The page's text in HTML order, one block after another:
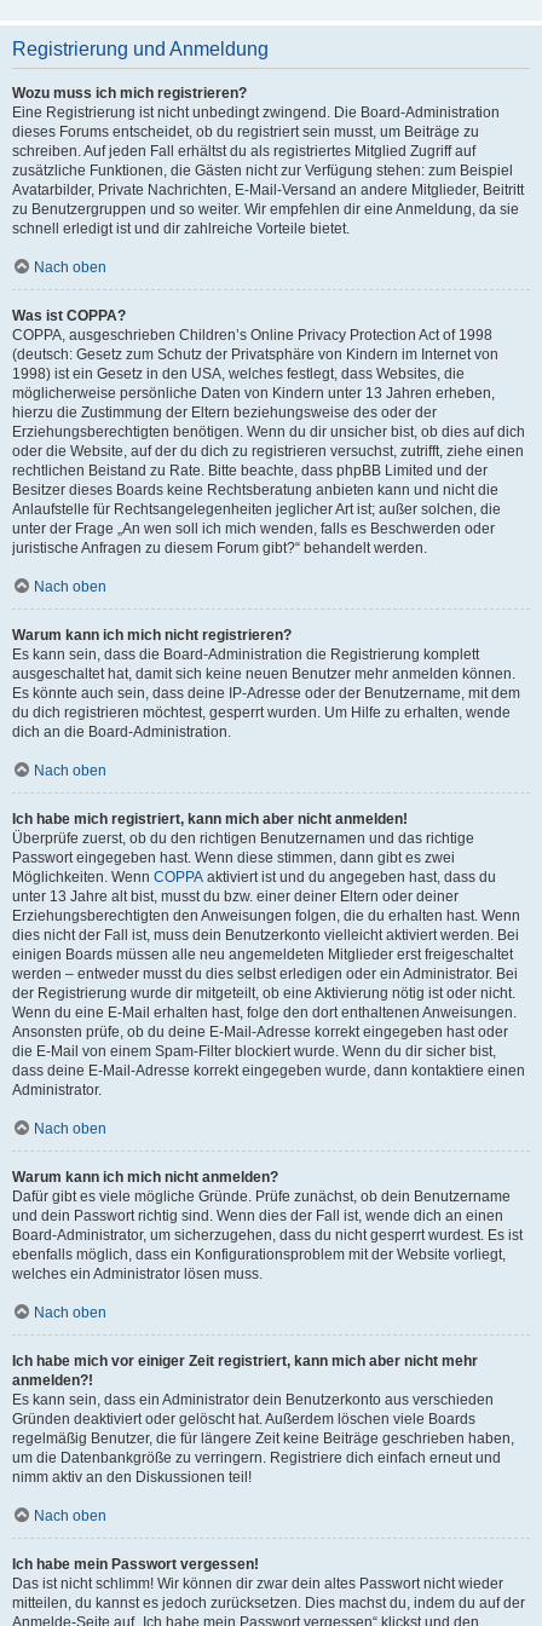
Registrierung und Anmeldung
Wozu muss ich mich registrieren?
Eine Registrierung ist nicht unbedingt zwingend. Die Board-Administration
dieses Forums entscheidet, ob du registriert sein musst, um Beiträge zu
schreiben. Auf jeden Fall erhältst du als registriertes Mitglied Zugriff auf
zusätzliche Funktionen, die Gästen nicht zur Verfügung stehen: zum Beispiel
Avatarbilder, Private Nachrichten, E-Mail-Versand an andere Mitglieder, Beitritt
zu Benutzergruppen und so weiter. Wir empfehlen dir eine Anmeldung, da sie
schnell erledigt ist und dir zahlreiche Vorteile bietet.
Nach oben
Was ist COPPA?
COPPA, ausgeschrieben Children’s Online Privacy Protection Act of 1998
(deutsch: Gesetz zum Schutz der Privatsphäre von Kindern im Internet von
1998) ist ein Gesetz in den USA, welches festlegt, dass Websites, die
möglicherweise persönliche Daten von Kindern unter 13 Jahren erheben,
hierzu die Zustimmung der Eltern beziehungsweise des oder der
Erziehungsberechtigten benötigen. Wenn du dir unsicher bist, ob dies auf dich
oder die Website, auf der du dich zu registrieren versuchst, zutrifft, ziehe einen
rechtlichen Beistand zu Rate. Bitte beachte, dass phpBB Limited und der
Besitzer dieses Boards keine Rechtsberatung anbieten kann und nicht die
Anlaufstelle für Rechtsangelegenheiten jeglicher Art ist; außer solchen, die
unter der Frage „An wen soll ich mich wenden, falls es Beschwerden oder
juristische Anfragen zu diesem Forum gibt?“ behandelt werden.
Nach oben
Warum kann ich mich nicht registrieren?
Es kann sein, dass die Board-Administration die Registrierung komplett
ausgeschaltet hat, damit sich keine neuen Benutzer mehr anmelden können.
Es könnte auch sein, dass deine IP-Adresse oder der Benutzername, mit dem
du dich registrieren möchtest, gesperrt wurden. Um Hilfe zu erhalten, wende
dich an die Board-Administration.
Nach oben
Ich habe mich registriert, kann mich aber nicht anmelden!
Überprüfe zuerst, ob du den richtigen Benutzernamen und das richtige
Passwort eingegeben hast. Wenn diese stimmen, dann gibt es zwei
Möglichkeiten. Wenn COPPA aktiviert ist und du angegeben hast, dass du
unter 13 Jahre alt bist, musst du bzw. einer deiner Eltern oder deiner
Erziehungsberechtigten den Anweisungen folgen, die du erhalten hast. Wenn
dies nicht der Fall ist, muss dein Benutzerkonto vielleicht aktiviert werden. Bei
einigen Boards müssen alle neu angemeldeten Mitglieder erst freigeschaltet
werden – entweder musst du dies selbst erledigen oder ein Administrator. Bei
der Registrierung wurde dir mitgeteilt, ob eine Aktivierung nötig ist oder nicht.
Wenn du eine E-Mail erhalten hast, folge den dort enthaltenen Anweisungen.
Ansonsten prüfe, ob du deine E-Mail-Adresse korrekt eingegeben hast oder
die E-Mail von einem Spam-Filter blockiert wurde. Wenn du dir sicher bist,
dass deine E-Mail-Adresse korrekt eingegeben wurde, dann kontaktiere einen
Administrator.
Nach oben
Warum kann ich mich nicht anmelden?
Dafür gibt es viele mögliche Gründe. Prüfe zunächst, ob dein Benutzername
und dein Passwort richtig sind. Wenn dies der Fall ist, wende dich an einen
Board-Administrator, um sicherzugehen, dass du nicht gesperrt wurdest. Es ist
ebenfalls möglich, dass ein Konfigurationsproblem mit der Website vorliegt,
welches ein Administrator lösen muss.
Nach oben
Ich habe mich vor einiger Zeit registriert, kann mich aber nicht mehr
anmelden?!
Es kann sein, dass ein Administrator dein Benutzerkonto aus verschieden
Gründen deaktiviert oder gelöscht hat. Außerdem löschen viele Boards
regelmäßig Benutzer, die für längere Zeit keine Beiträge geschrieben haben,
um die Datenbankgröße zu verringern. Registriere dich einfach erneut und
nimm aktiv an den Diskussionen teil!
Nach oben
Ich habe mein Passwort vergessen!
Das ist nicht schlimm! Wir können dir zwar dein altes Passwort nicht wieder
mitteilen, du kannst es jedoch zurücksetzen. Dies machst du, indem du auf der
Anmelde-Seite auf „Ich habe mein Passwort vergessen“ klickst und den